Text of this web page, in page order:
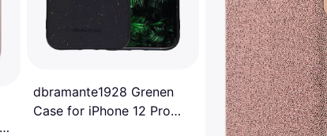
dbramante1928 Grenen
Case for iPhone 12 Pro